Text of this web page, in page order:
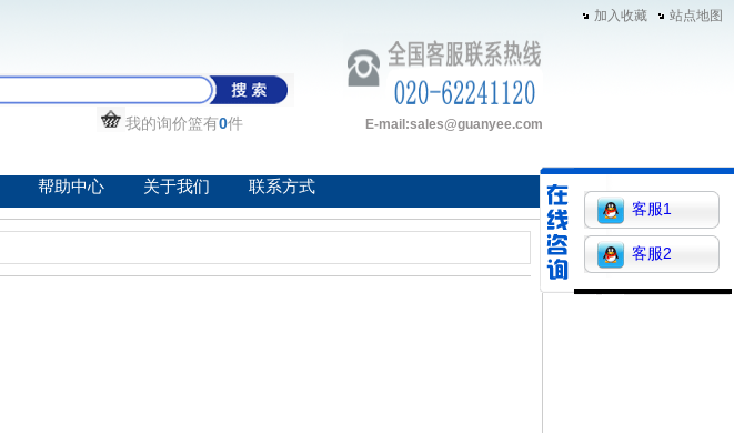
客服1
客服2
加入收藏 站点地图
我的询价篮有0件 E-mail:sales@guanyee.com
帮助中心 关于我们 联系方式